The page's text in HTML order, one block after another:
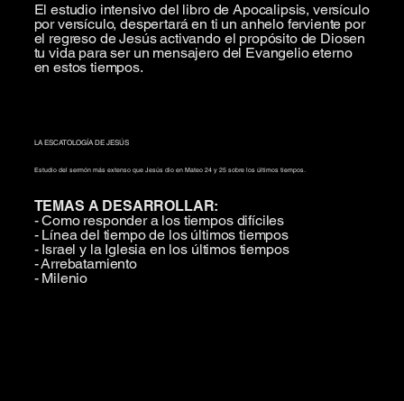
El estudio intensivo del libro de Apocalipsis, versículo
por versículo, despertará en ti un anhelo ferviente por
el regreso de Jesús activando el propósito de Diosen
tu vida para ser un mensajero del Evangelio eterno
en estos tiempos.
LA ESCATOLOGÍA DE JESÚS
Estudio del sermón más extenso que Jesús dio en Mateo 24 y 25 sobre los últimos tiempos.
TEMAS A DESARROLLAR:
- Como responder a los tiempos difíciles
- Línea del tiempo de los últimos tiempos
- Israel y la Iglesia en los últimos tiempos
- Arrebatamiento
- Milenio